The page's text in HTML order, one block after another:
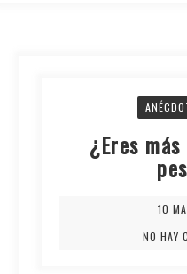
¿Eres
10
NO HAY